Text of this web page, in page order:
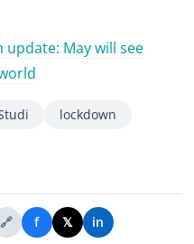
update: May will see
lockdown
🔗 f 𝕏 in